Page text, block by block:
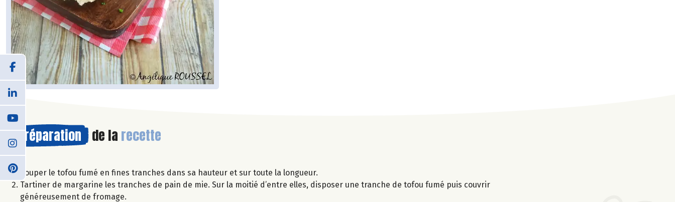
Préparation de la recette
Couper le tofou fumé en fines tranches dans sa hauteur et sur toute la longueur.
Tartiner de margarine les tranches de pain de mie. Sur la moitié d’entre elles, disposer une tranche de tofou fumé puis couvrir
généreusement de fromage.